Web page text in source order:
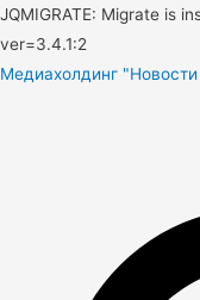
JQMIGRATE: Migrate is
ver=3.4.1:2
Медиахолдинг